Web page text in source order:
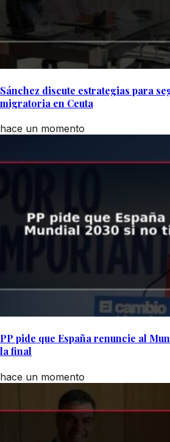
Sánchez discute estrategias para
migratoria en Ceuta
hace un momento
PP pide que España renuncie al
la final
hace un momento